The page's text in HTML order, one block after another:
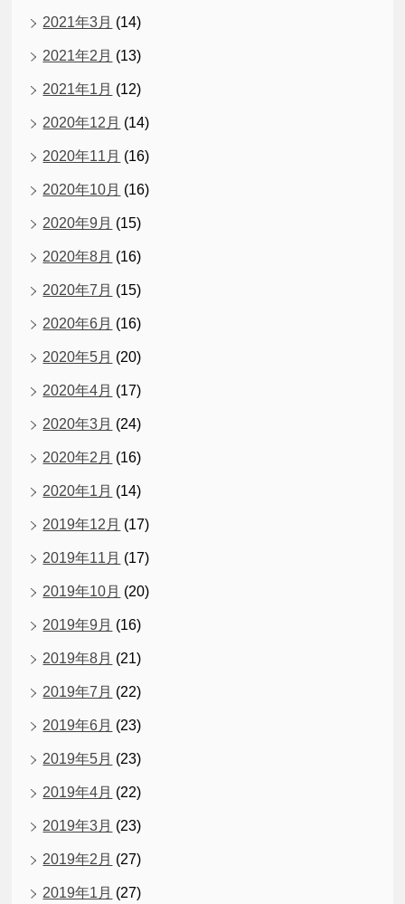
2021年3月 (14)
2021年2月 (13)
2021年1月 (12)
2020年12月 (14)
2020年11月 (16)
2020年10月 (16)
2020年9月 (15)
2020年8月 (16)
2020年7月 (15)
2020年6月 (16)
2020年5月 (20)
2020年4月 (17)
2020年3月 (24)
2020年2月 (16)
2020年1月 (14)
2019年12月 (17)
2019年11月 (17)
2019年10月 (20)
2019年9月 (16)
2019年8月 (21)
2019年7月 (22)
2019年6月 (23)
2019年5月 (23)
2019年4月 (22)
2019年3月 (23)
2019年2月 (27)
2019年1月 (27)